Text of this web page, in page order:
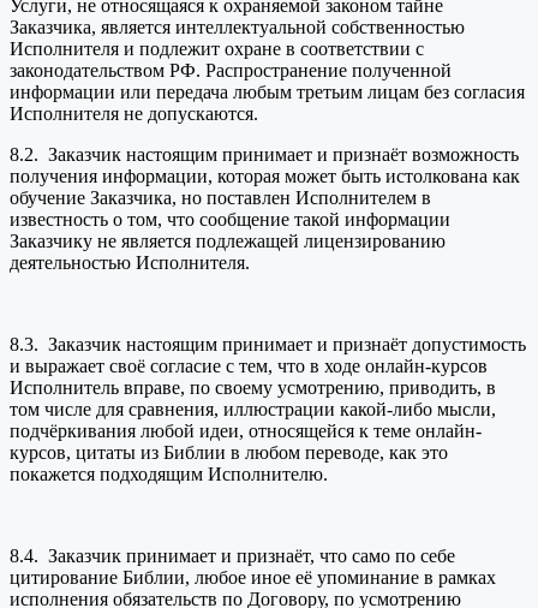
Услуги, не относящаяся к охраняемой законом тайне
Заказчика, является интеллектуальной собственностью
Исполнителя и подлежит охране в соответствии с
законодательством РФ. Распространение полученной
информации или передача любым третьим лицам без согласия
Исполнителя не допускаются.
8.2. Заказчик настоящим принимает и признаёт возможность
получения информации, которая может быть истолкована как
обучение Заказчика, но поставлен Исполнителем в
известность о том, что сообщение такой информации
Заказчику не является подлежащей лицензированию
деятельностью Исполнителя.
8.3. Заказчик настоящим принимает и признаёт допустимость
и выражает своё согласие с тем, что в ходе онлайн-курсов
Исполнитель вправе, по своему усмотрению, приводить, в
том числе для сравнения, иллюстрации какой-либо мысли,
подчёркивания любой идеи, относящейся к теме онлайн-
курсов, цитаты из Библии в любом переводе, как это
покажется подходящим Исполнителю.
8.4. Заказчик принимает и признаёт, что само по себе
цитирование Библии, любое иное её упоминание в рамках
исполнения обязательств по Договору, по усмотрению